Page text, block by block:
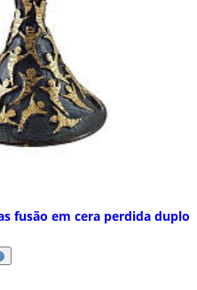
fusão em cera perdida duplo